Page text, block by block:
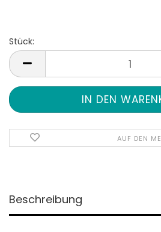
Stück:
Stück
AUF DEN
Beschreibung